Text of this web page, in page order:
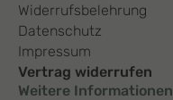
Widerrufsbelehrung
Datenschutz
Impressum
Vertrag widerrufen
Weitere Informationen